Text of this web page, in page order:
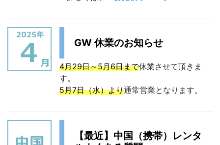
GW 休業のお知らせ
4月29日～5月6日まで休業させて頂きま
す。
5月7日（水）より通常営業となります。
【最近】中国（携帯）レンタ